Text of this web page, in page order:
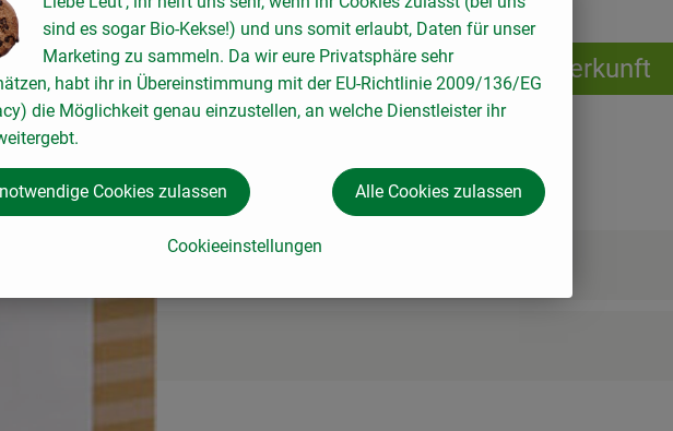
Rezepte
Herkunft
passenden Rezepte gefunden.
sind es sogar Bio-Kekse!) und uns somit erlaubt, Daten für unser
Marketing zu sammeln. Da wir eure Privatsphäre sehr
habt ihr in Übereinstimmung mit der EU-Richtlinie 2009/136/EG
die Möglichkeit genau einzustellen, an welche Dienstleister ihr
Cookieeinstellungen
Cookies zulassen Alle Cookies zulassen